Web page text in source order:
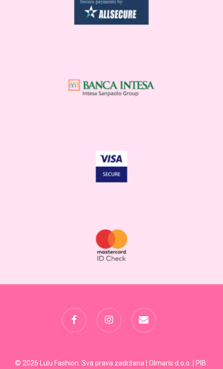
facebook instagram email
© 2026 Lulu Fashion. Sva prava zadržana | Olmaris d.o.o. | PIB: